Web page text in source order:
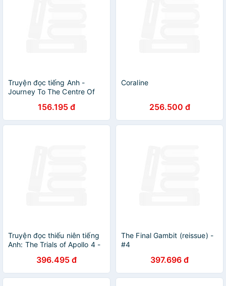
Truyện đọc tiếng Anh -
Journey To The Centre Of
156.195 đ
Coraline
256.500 đ
Truyện đọc thiếu niên tiếng
Anh: The Trials of Apollo 4 -
396.495 đ
The Final Gambit (reissue) -
#4
397.696 đ